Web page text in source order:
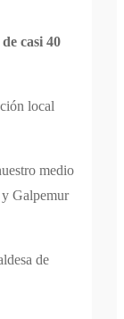
casi 40
local
medio
Galpemur
de